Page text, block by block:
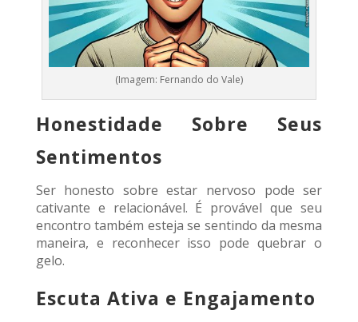
(Imagem: Fernando do Vale)
Honestidade Sobre Seus
Sentimentos
Ser honesto sobre estar nervoso pode ser
cativante e relacionável. É provável que seu
encontro também esteja se sentindo da mesma
maneira, e reconhecer isso pode quebrar o
gelo.
Escuta Ativa e Engajamento